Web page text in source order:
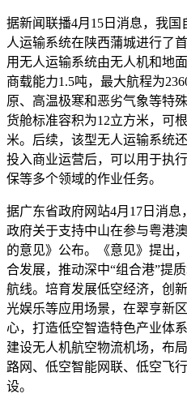
据新闻联播4月15日消息，我
人运输系统在陕西蒲城进行了
用无人运输系统由无人机和地
商载能力1.5吨，最大航程为
原、高温极寒和恶劣气象等特
货舱标准容积为12立方米，可
米。后续，该型无人运输系统
投入商业运营后，可以用于执
保等多个领域的作业任务。
据广东省政府网站4月17日消
政府关于支持中山在参与粤港
的意见》公布。《意见》提出
合发展，推动深中“组合港”提
航线。培育发展低空经济，创
光娱乐等应用场景，在翠亨新
心，打造低空智造特色产业体
建设无人机航空物流机场，布
路网、低空智能网联、低空飞
设。